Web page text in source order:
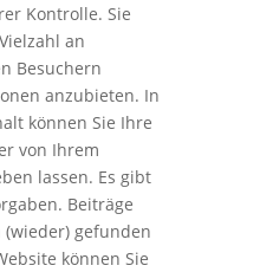
Kontrolle. Sie
an
Besuchern
anzubieten. In
können Sie Ihre
von Ihrem
lassen. Es gibt
Beiträge
gefunden
können Sie